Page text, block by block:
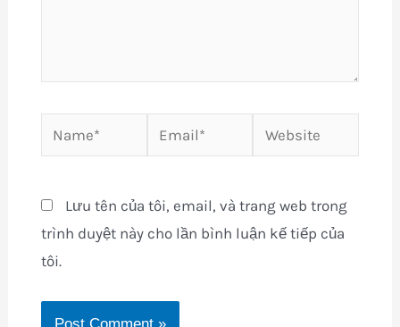
Name* Email* Website
Lưu tên của tôi, email, và trang web trong
trình duyệt này cho lần bình luận kế tiếp của
tôi.